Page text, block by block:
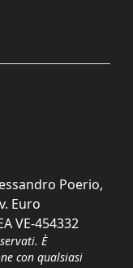
Poerio,
Euro
VE-454332
È
con qualsiasi